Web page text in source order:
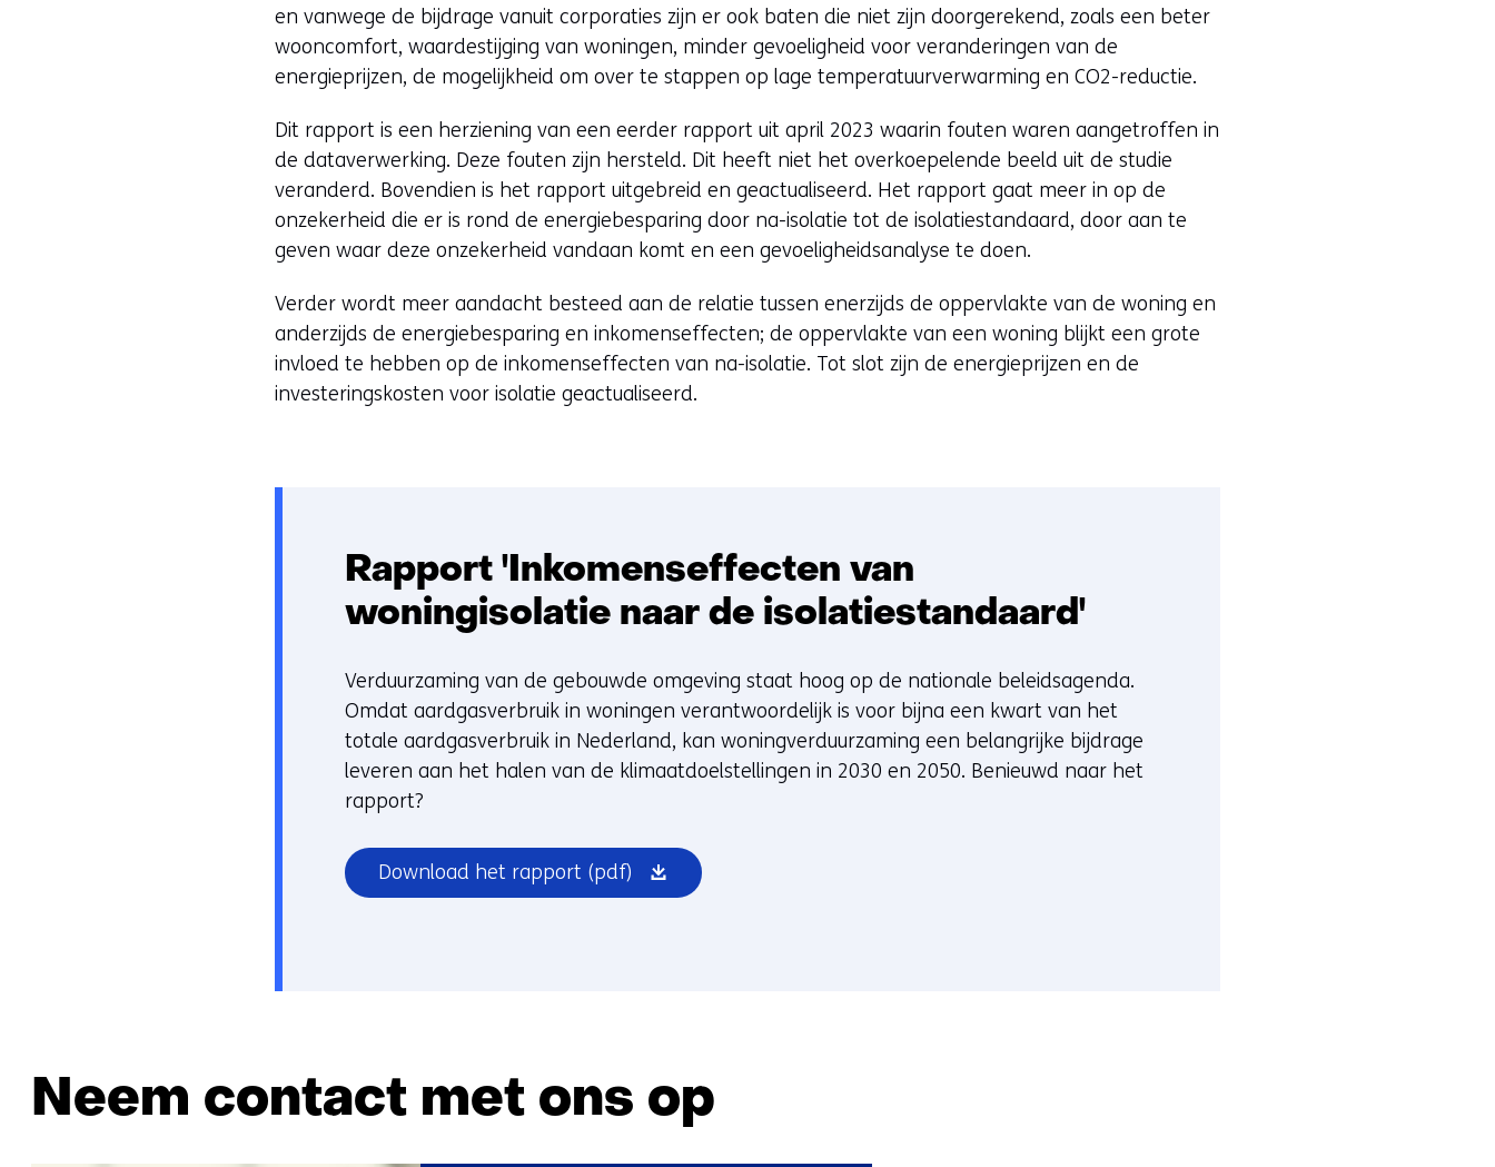
en vanwege de bijdrage vanuit corporaties zijn er ook baten die niet zijn doorgerekend, zoals een beter
wooncomfort, waardestijging van woningen, minder gevoeligheid voor veranderingen van de
energieprijzen, de mogelijkheid om over te stappen op lage temperatuurverwarming en CO2-reductie.
Dit rapport is een herziening van een eerder rapport uit april 2023 waarin fouten waren aangetroffen in
de dataverwerking. Deze fouten zijn hersteld. Dit heeft niet het overkoepelende beeld uit de studie
veranderd. Bovendien is het rapport uitgebreid en geactualiseerd. Het rapport gaat meer in op de
onzekerheid die er is rond de energiebesparing door na-isolatie tot de isolatiestandaard, door aan te
geven waar deze onzekerheid vandaan komt en een gevoeligheidsanalyse te doen.
Verder wordt meer aandacht besteed aan de relatie tussen enerzijds de oppervlakte van de woning en
anderzijds de energiebesparing en inkomenseffecten; de oppervlakte van een woning blijkt een grote
invloed te hebben op de inkomenseffecten van na-isolatie. Tot slot zijn de energieprijzen en de
investeringskosten voor isolatie geactualiseerd.
Rapport 'Inkomenseffecten van
woningisolatie naar de isolatiestandaard'
Verduurzaming van de gebouwde omgeving staat hoog op de nationale beleidsagenda.
Omdat aardgasverbruik in woningen verantwoordelijk is voor bijna een kwart van het
totale aardgasverbruik in Nederland, kan woningverduurzaming een belangrijke bijdrage
leveren aan het halen van de klimaatdoelstellingen in 2030 en 2050. Benieuwd naar het
rapport?
Download het rapport (pdf) (opent
in
Neem contact met ons op